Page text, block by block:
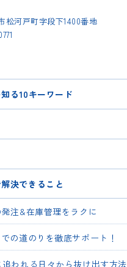
松河戸町字段下1400番地
る10キーワード
決できること
注&在庫管理をラクに
の道のりを徹底サポート！
われる日々から抜け出す方法